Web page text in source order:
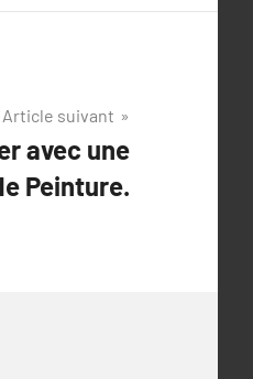
Article suivant
avec une
Peinture.